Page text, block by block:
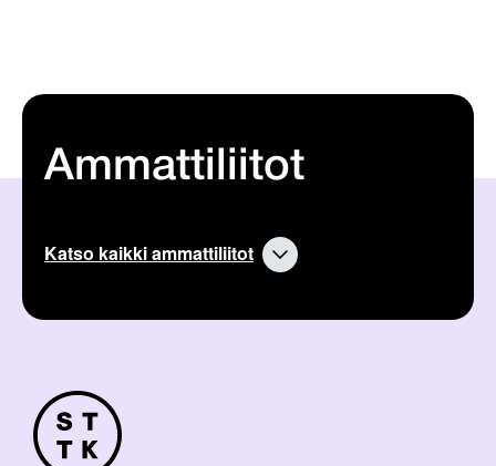
Ammattiliitot
Katso kaikki ammattiliitot